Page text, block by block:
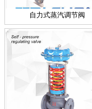
自力式蒸汽调节阀